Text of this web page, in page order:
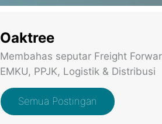
Oaktree
Membahas seputar Freight
EMKU, PPJK, Logistik & Distribusi
Semua Postingan